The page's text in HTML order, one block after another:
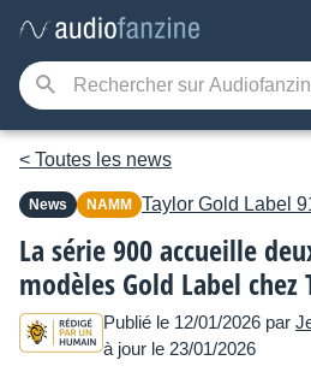
< Toutes les news
News NAMM Taylor Gold Label
La série 900 accueille
modèles Gold Label chez
Publié le 12/01/2026 par
à jour le 23/01/2026